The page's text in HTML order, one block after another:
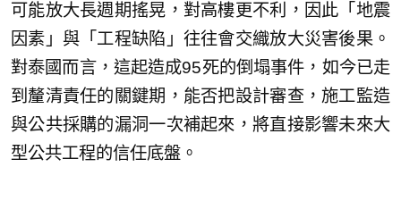
可能放大長週期搖晃，對高樓更不利，因此「地震
因素」與「工程缺陷」往往會交織放大災害後果。
對泰國而言，這起造成95死的倒塌事件，如今已走
到釐清責任的關鍵期，能否把設計審查，施工監造
與公共採購的漏洞一次補起來，將直接影響未來大
型公共工程的信任底盤。